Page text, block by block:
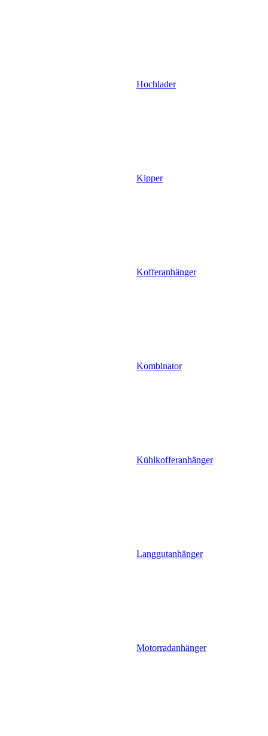
Hochlader
Kipper
Kofferanhänger
Kombinator
Kühlkofferanhänger
Langgutanhänger
Motorradanhänger